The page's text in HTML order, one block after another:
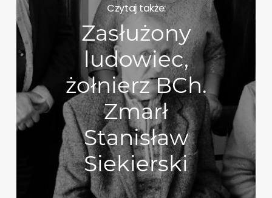
Czytaj także:
Zasłużony
ludowiec,
żołnierz BCh.
Zmarł
Stanisław
Siekierski